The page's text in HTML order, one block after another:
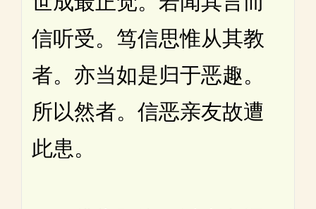
信听受。笃信思惟从其教
者。亦当如是归于恶趣。
所以然者。信恶亲友故遭
此患。